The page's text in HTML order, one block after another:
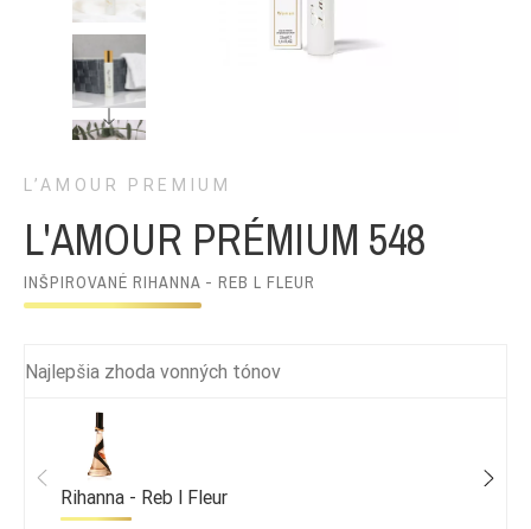
L’AMOUR PREMIUM
L'AMOUR PRÉMIUM 548
INŠPIROVANÉ RIHANNA - REB L FLEUR
Najlepšia zhoda vonných tónov
Rihanna - Reb l Fleur